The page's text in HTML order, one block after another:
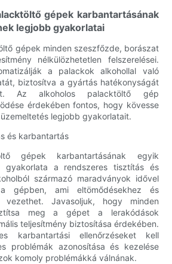
gépek karbantartásának
legjobb gyakorlatai
gépek minden szeszfőzde, borászat
nélkülözhetetlen felszerelései.
a palackok alkohollal való
biztosítva a gyártás hatékonyságát
Az alkoholos palacktöltő gép
érdekében fontos, hogy kövesse
legjobb gyakorlatait.
és karbantartás
gépek karbantartásának egyik
gyakorlata a rendszeres tisztítás és
származó maradványok idővel
a gépben, ami eltömődésekhez és
vezethet. Javasoljuk, hogy minden
meg a gépet a lerakódások
teljesítmény biztosítása érdekében.
karbantartási ellenőrzéseket kell
problémák azonosítása és kezelése
komoly problémákká válnának.